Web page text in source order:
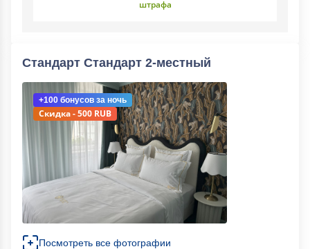
штрафа
Стандарт Стандарт 2-местный
+100 бонусов за ночь
Скидка - 500 RUB
Посмотреть все фотографии